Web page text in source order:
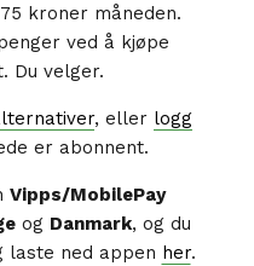
kroner måneden.
ved å kjøpe
Du velger.
, eller logg
er abonnent.
Vipps/MobilePay
og Danmark, og du
laste ned appen her.